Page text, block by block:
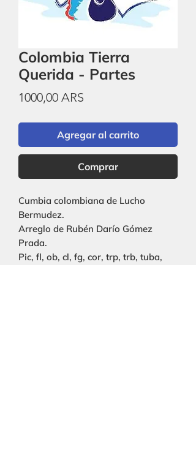
Colombia Tierra
Querida - Partes
1000,00 ARS
Agregar al carrito
Comprar
Cumbia colombiana de Lucho
Bermudez.
Arreglo de Rubén Darío Gómez
Prada.
Pic, fl, ob, cl, fg, cor, trp, trb, tuba,